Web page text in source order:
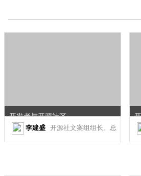
开发者与开源社区
李建盛 开源社文案组组长、总编辑